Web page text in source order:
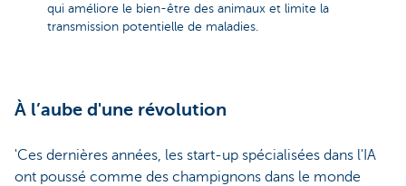
qui améliore le bien-être des animaux et limite la
transmission potentielle de maladies.
À l’aube d'une révolution
'Ces dernières années, les start-up spécialisées dans l'IA
ont poussé comme des champignons dans le monde